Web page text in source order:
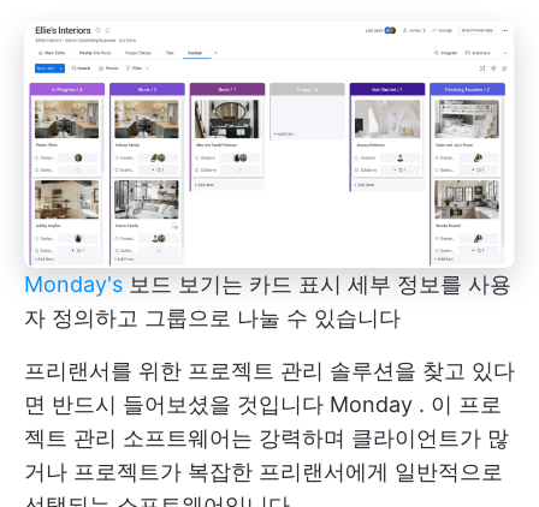
Monday's 보드 보기는 카드 표시 세부 정보를 사용
자 정의하고 그룹으로 나눌 수 있습니다
프리랜서를 위한 프로젝트 관리 솔루션을 찾고 있다
면 반드시 들어보셨을 것입니다 Monday . 이 프로
젝트 관리 소프트웨어는 강력하며 클라이언트가 많
거나 프로젝트가 복잡한 프리랜서에게 일반적으로